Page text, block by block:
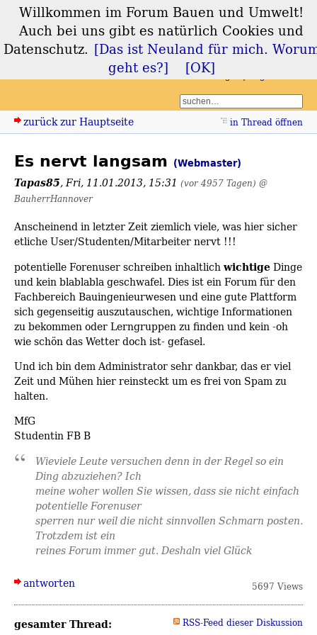
Forum Bauen und
Umwelt
zurück zur Hauptseite in Thread öffnen
Es nervt langsam (Webmaster)
Tapas85,Fri, 11.01.2013, 15:31 (vor 4957 Tagen) @
BauherrHannover
Anscheinend in letzter Zeit ziemlich viele, was hier sicher
etliche User/Studenten/Mitarbeiter nervt !!!
potentielle Forenuser schreiben inhaltlichwichtigeDinge
und kein blablabla geschwafel. Dies ist ein Forum für den
Fachbereich Bauingenieurwesen und eine gute Plattform
sich gegenseitig auszutauschen, wichtige Informationen
zu bekommen oder Lerngruppen zu finden und kein -oh
wie schön das Wetter doch ist- gefasel.
Und ich bin dem Administrator sehr dankbar, das er viel
Zeit und Mühen hier reinsteckt um es frei von Spam zu
halten.
MfG
Studentin FB B
Wieviele Leute versuchen denn in der Regel so ein
Ding abzuziehen? Ich
meine woher wollen Sie wissen, dass sie nicht einfach
potentielle Forenuser
sperren nur weil die nicht sinnvollen Schmarn posten.
Trotzdem ist ein
reines Forum immer gut. Deshaln viel Glück
antworten 5697 Views
gesamter Thread: RSS-Feed dieser Diskussion
Willkommen im Forum Bauen und Umwelt!
Auch bei uns gibt es natürlich Cookies und
Datenschutz. [Das ist Neuland für mich.
geht es?]
[OK]